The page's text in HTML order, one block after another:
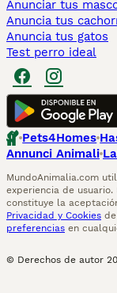
Anunciar tus
Anuncia tus
Anuncia tus gatos
Test perro ideal
Pets4Homes
Annunci Animali
MundoAnimalia.com
experiencia de
constituye la
Privacidad y Cookies
preferencias en
© Derechos de autor